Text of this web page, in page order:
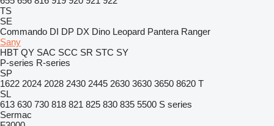
TS
SE
Commando DI DP DX Dino Leopard Pantera Ranger
Sany
HBT QY SAC SCC SR STC SY
P-series R-series
SP
1622 2024 2028 2430 2445 2630 3630 3650 8620 T
SL
613 630 730 818 821 825 830 835 5500 S series
Sermac